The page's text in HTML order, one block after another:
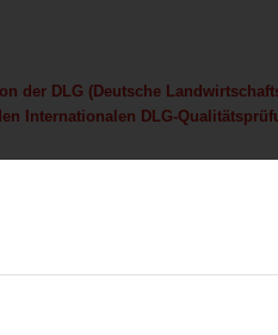
der DLG (Deutsche
Internationalen DLG-